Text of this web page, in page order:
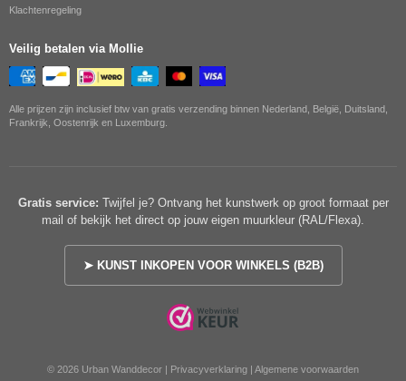
Klachtenregeling
Veilig betalen via Mollie
Alle prijzen zijn inclusief btw van gratis verzending binnen Nederland, België, Duitsland,
Frankrijk, Oostenrijk en Luxemburg.
Gratis service: Twijfel je? Ontvang het kunstwerk op groot formaat per
mail of bekijk het direct op jouw eigen muurkleur (RAL/Flexa).
➤ KUNST INKOPEN VOOR WINKELS (B2B)
© 2026 Urban Wanddecor | Privacyverklaring | Algemene voorwaarden